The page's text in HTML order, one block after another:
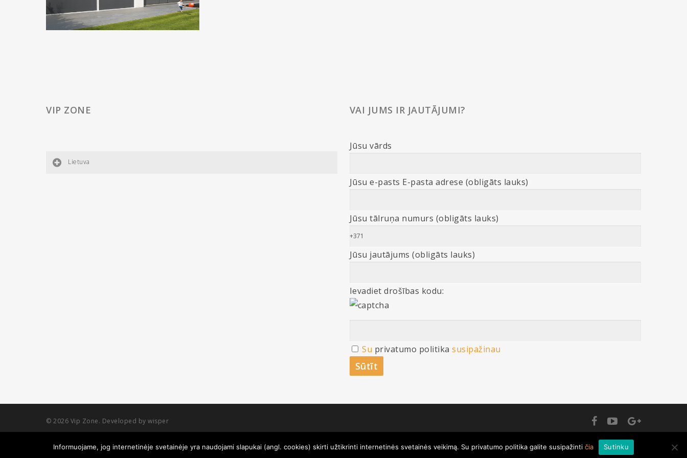
VIP ZONE
Lietuva
VAI JUMS IR JAUTĀJUMI?
Jūsu vārds
Jūsu e-pasts E-pasta adrese (obligāts lauks)
Jūsu tālruņa numurs (obligāts lauks)
Jūsu jautājums (obligāts lauks)
Ievadiet drošības kodu:
Su privatumo politika susipažinau
© 2026 Vip Zone. Developed by wisper
Informuojame, jog internetinėje svetainėje yra naudojami slapukai (angl. cookies) skirti užtikrinti internetinės svetainės veikimą. Su privatumo politika galite susipažintičia Sutinku
Vai jums ir jautājumi? Zvaniet mums:+370 601 00011 Nosūtīt ziņu